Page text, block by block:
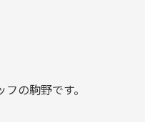
の駒野です。